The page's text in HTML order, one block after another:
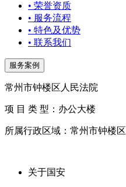
• 荣誉资质
• 服务流程
• 特色及优势
• 联系我们
服务案例
常州市钟楼区人民法院
项 目 类 型：办公大楼
所属行政区域：常州市钟楼区
关于国安